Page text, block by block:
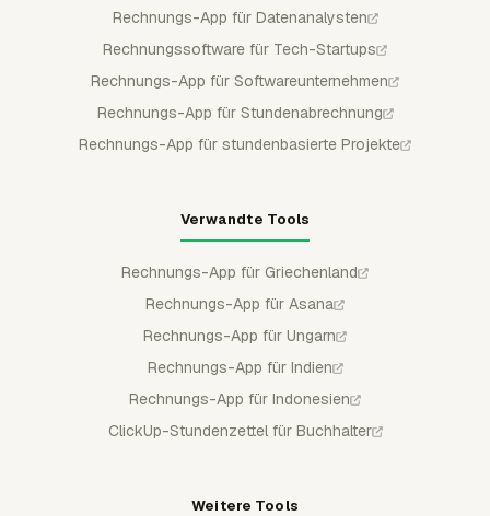
Rechnungs-App für Datenanalysten
Rechnungssoftware für Tech-Startups
Rechnungs-App für Softwareunternehmen
Rechnungs-App für Stundenabrechnung
Rechnungs-App für stundenbasierte Projekte
Verwandte Tools
Rechnungs-App für Griechenland
Rechnungs-App für Asana
Rechnungs-App für Ungarn
Rechnungs-App für Indien
Rechnungs-App für Indonesien
ClickUp-Stundenzettel für Buchhalter
Weitere Tools